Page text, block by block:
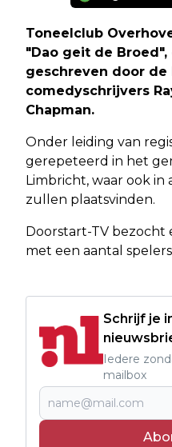
Toneelclub
"Dao geit de
geschreven door de
comedyschrijvers
Chapman.
Onder leiding van
gerepeteerd in het
Limbricht, waar ook
zullen plaatsvinden.
Doorstart-TV bezocht
met een aantal
Schrijf je
Iedere
mailbox